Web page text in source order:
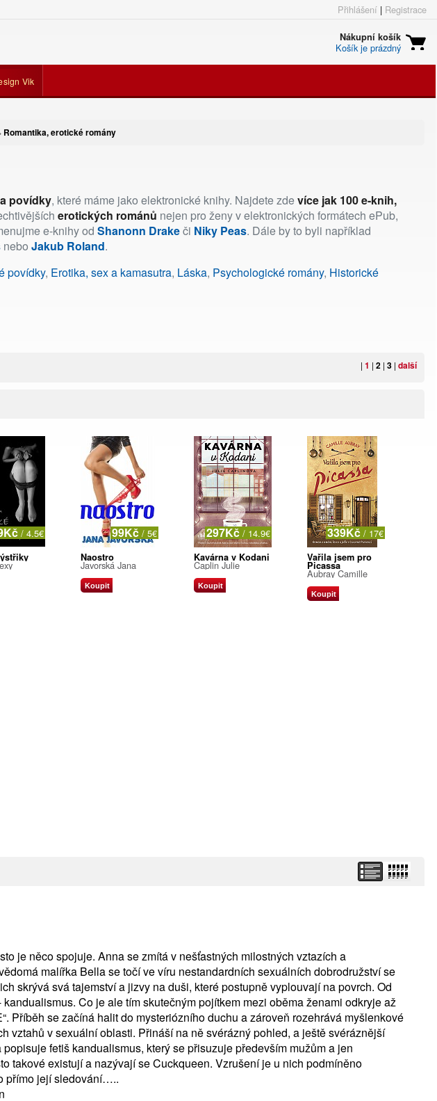
Přihlášení | Registrace
Nákupní košík
Košík je prázdný
Vik
Romantika, erotické romány
povídky, které máme jako elektronické knihy. Najdete zdevíce jak 100 e-knih,
erotických románů nejen pro ženy v elektronických formátech ePub,
e-knihy od Shanonn Drakeči Niky Peas. Dále by to byli například
nebo Jakub Roland.
povídky, Erotika, sex a kamasutra, Láska, Psychologické romány, Historické
| 1 | 2 | 3 | další
/ 4.5€ 99Kč / 5€
Naostro
Javorská Jana
Koupit
297Kč / 14.9€
Kavárna v Kodani
Caplin Julie
Koupit
339Kč / 17€
Vařila jsem pro
Picassa
Aubray Camille
Koupit
je něco spojuje. Anna se zmítá v nešťastných milostných vztazích a
malířka Bella se točí ve víru nestandardních sexuálních dobrodružství se
skrývá svá tajemství a jizvy na duši, které postupně vyplouvají na povrch. Od
Co je ale tím skutečným pojítkem mezi oběma ženami odkryje až
Příběh se začíná halit do mysteriózního duchu a zároveň rozehrává myšlenkové
vztahů v sexuální oblasti. Přináší na ně svérázný pohled, a ještě svéráznější
fetiš kandualismus, který se přisuzuje především mužům a jen
takové existují a nazývají se Cuckqueen. Vzrušení je u nich podmíněno
přímo její sledování…..